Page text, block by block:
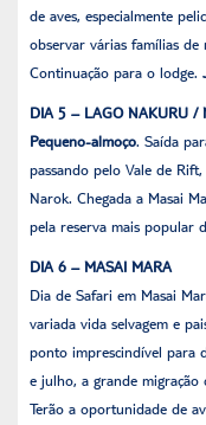
de aves, especialmente
observar várias famílias
Continuação para o lodge.
DIA 5 – LAGO NAKURU /
Pequeno-almoço. Saída
passando pelo Vale de
Narok. Chegada a Masai
pela reserva mais popular
DIA 6 – MASAI MARA
Dia de Safari em Masai
variada vida selvagem e
ponto imprescindível para
e julho, a grande migração
Terão a oportunidade de